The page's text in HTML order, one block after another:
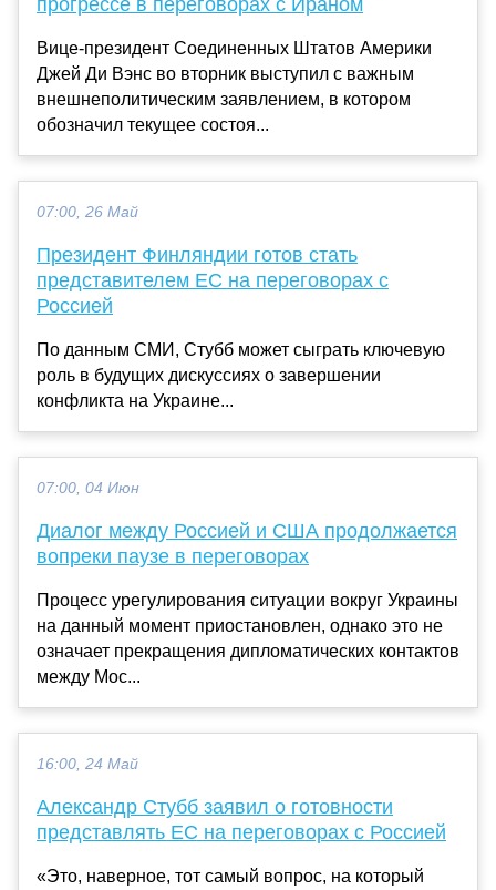
Вице-президент Соединенных Штатов Америки
Джей Ди Вэнс во вторник выступил с важным
внешнеполитическим заявлением, в котором
обозначил текущее состоя...
07:00, 26 Май
Президент Финляндии готов стать
представителем ЕС на переговорах с
Россией
По данным СМИ, Стубб может сыграть ключевую
роль в будущих дискуссиях о завершении
конфликта на Украине...
07:00, 04 Июн
Диалог между Россией и США продолжается
вопреки паузе в переговорах
Процесс урегулирования ситуации вокруг Украины
на данный момент приостановлен, однако это не
означает прекращения дипломатических контактов
между Мос...
16:00, 24 Май
Александр Стубб заявил о готовности
представлять ЕС на переговорах с Россией
«Это, наверное, тот самый вопрос, на который